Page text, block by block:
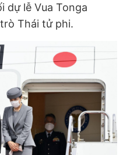
dự lễ Vua Tonga
Thái tử phi.